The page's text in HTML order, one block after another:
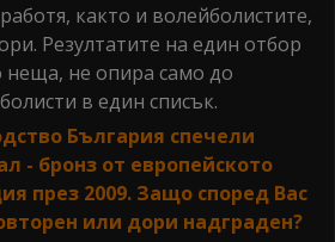
както и волейболистите,
Резултатите на един отбор
неща, не опира само до
в един списък.
България спечели
- бронз от европейското
през 2009. Защо според Вас
или дори надграден?